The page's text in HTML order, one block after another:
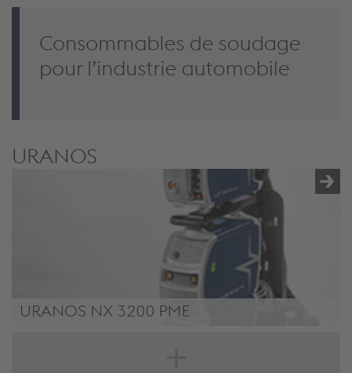
Consommables de soudage
pour l’industrie automobile
URANOS
URANOS NX 3200 PME